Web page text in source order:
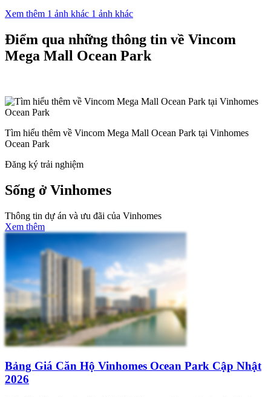
Xem thêm 1 ảnh khác 1 ảnh khác
Điểm qua những thông tin về Vincom
Mega Mall Ocean Park
Tìm hiểu thêm về Vincom Mega Mall Ocean Park tại Vinhomes
Ocean Park
Đăng ký trải nghiệm
Sống ở Vinhomes
Thông tin dự án và ưu đãi của Vinhomes
Xem thêm
Bảng Giá Căn Hộ Vinhomes Ocean Park Cập Nhật
2026